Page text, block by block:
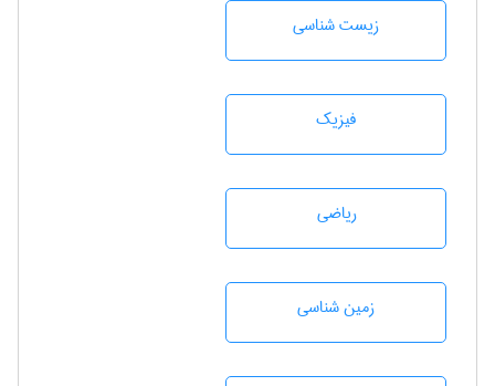
زيست شناسی
فیزیک
رياضی
زمين شناسی